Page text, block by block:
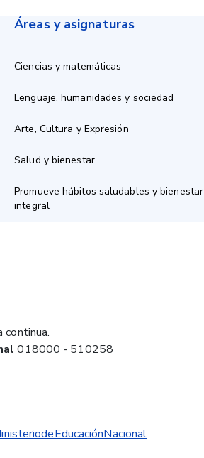
Áreas y asignaturas
Ciencias y matemáticas
Lenguaje, humanidades y sociedad
Arte, Cultura y Expresión
Salud y bienestar
Promueve hábitos saludables y bienestar
integral
continua.
018000 - 510258